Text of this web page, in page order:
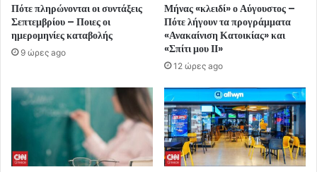
Πότε πληρώνονται οι συντάξεις
Σεπτεμβρίου – Ποιες οι
ημερομηνίες καταβολής
9 ώρες ago
Μήνας «κλειδί» ο Αύγουστος –
Πότε λήγουν τα προγράμματα
«Ανακαίνιση Κατοικίας» και
«Σπίτι μου ΙΙ»
12 ώρες ago